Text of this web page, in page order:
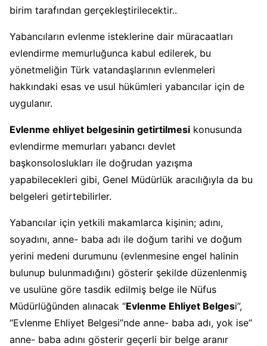
birim tarafından gerçekleştirilecektir..
Yabancıların evlenme isteklerine dair müracaatları
evlendirme memurluğunca kabul edilerek, bu
yönetmeliğin Türk vatandaşlarının evlenmeleri
hakkındaki esas ve usul hükümleri yabancılar için de
uygulanır.
Evlenme ehliyet belgesinin getirtilmesi konusunda
evlendirme memurları yabancı devlet
başkonsoloslukları ile doğrudan yazışma
yapabilecekleri gibi, Genel Müdürlük aracılığıyla da bu
belgeleri getirtebilirler.
Yabancılar için yetkili makamlarca kişinin; adını,
soyadını, anne- baba adı ile doğum tarihi ve doğum
yerini medeni durumunu (evlenmesine engel halinin
bulunup bulunmadığını) gösterir şekilde düzenlenmiş
ve usulüne göre tasdik edilmiş belge ile Nüfus
Müdürlüğünden alınacak “Evlenme Ehliyet Belgesi”,
“Evlenme Ehliyet Belgesi”nde anne- baba adı, yok ise“
anne- baba adını gösterir geçerli bir belge aranır